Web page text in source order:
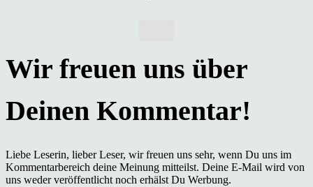
Liebe Leserin, lieber Leser, wir freuen uns sehr, wenn Du uns im
Kommentarbereich deine Meinung mitteilst. Deine E-Mail wird von
uns weder veröffentlicht noch erhälst Du Werbung.